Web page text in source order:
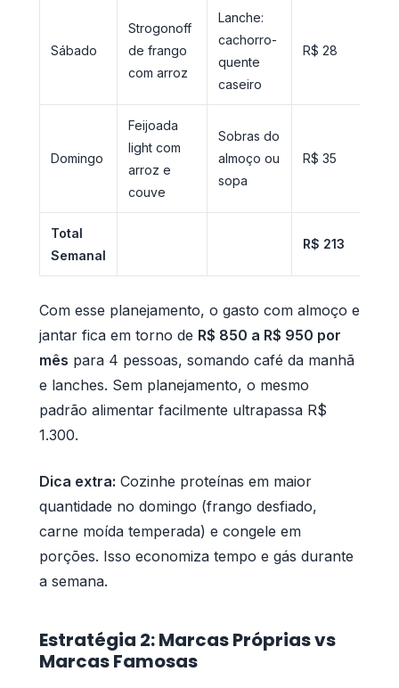
Sábado
Strogonoff
de frango
com arroz
Lanche:
cachorro-
quente
caseiro
R$ 28
Domingo
Feijoada
light com
arroz e
couve
Sobras do
almoço ou
sopa
R$ 35
Total
Semanal
R$ 213
Com esse planejamento, o gasto com almoço e
jantar fica em torno de R$ 850 a R$ 950 por
mês para 4 pessoas, somando café da manhã
e lanches. Sem planejamento, o mesmo
padrão alimentar facilmente ultrapassa R$
1.300.
Dica extra: Cozinhe proteínas em maior
quantidade no domingo (frango desfiado,
carne moída temperada) e congele em
porções. Isso economiza tempo e gás durante
a semana.
Estratégia 2: Marcas Próprias vs
Marcas Famosas